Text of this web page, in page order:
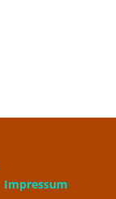
Impressum